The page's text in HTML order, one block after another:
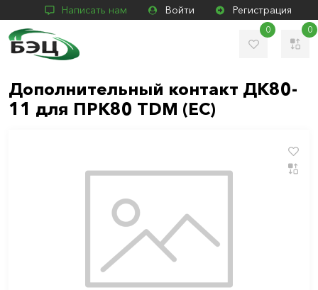
Написать нам Войти Регистрация
0 0
Дополнительный контакт ДК80-
11 для ПРК80 TDM (ЕС)